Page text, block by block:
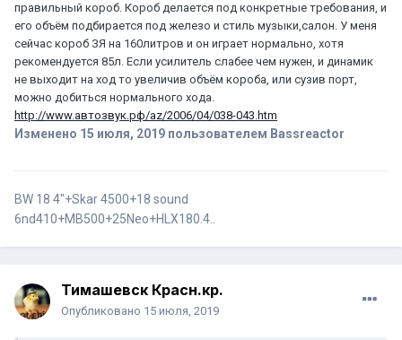
правильный короб. Короб делается под конкретные требования, и
его объём подбирается под железо и стиль музыки,салон. У меня
сейчас короб ЗЯ на 160литров и он играет нормально, хотя
рекомендуется 85л. Если усилитель слабее чем нужен, и динамик
не выходит на ход то увеличив объём короба, или сузив порт,
можно добиться нормального хода.
http://www.автозвук.рф/az/2006/04/038-043.htm
Изменено 15 июля, 2019 пользователем Bassreactor
BW 18 4"+Skar 4500+18 sound
6nd410+MB500+25Neo+HLX180.4..
Тимашевск Красн.кр.
Опубликовано 15 июля, 2019